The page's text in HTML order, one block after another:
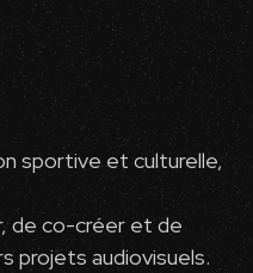
sportive et culturelle,
de co-créer et de
projets audiovisuels.